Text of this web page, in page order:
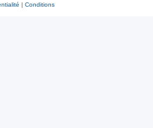
| Conditions